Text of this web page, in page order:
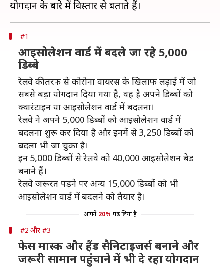
#1
आइसोलेशन वार्ड में बदले जा रहे 5,000
डिब्बे
रेलवे की तरफ से कोरोना वायरस के खिलाफ लड़ाई में जो
सबसे बड़ा योगदान दिया गया है, वह है अपने डिब्बों को
क्वारंटाइन या आइसोलेशन वार्ड में बदलना।
रेलवे ने अपने 5,000 डिब्बों को आइसोलेशन वार्ड में
बदलना शुरू कर दिया है और इनमें से 3,250 डिब्बों को
बदला भी जा चुका है।
इन 5,000 डिब्बों से रेलवे को 40,000 आइसोलेशन बेड
बनाने हैं।
रेलवे जरूरत पड़ने पर अन्य 15,000 डिब्बों को भी
आइसोलेशन वार्ड में बदलने को तैयार है।
आपने 20% पढ़ लिया है
#2 और #3
फेस मास्क और हैंड सैनिटाइजर्स बनाने और
जरूरी सामान पहुंचाने में भी दे रहा योगदान